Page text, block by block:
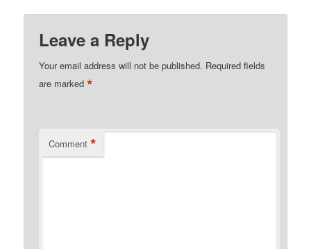
Leave a Reply
Your email address will not be published. Required fields
are marked*
Comment *